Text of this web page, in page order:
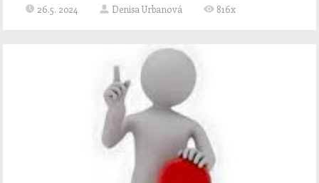
26.5. 2024 Denisa Urbanová 816x